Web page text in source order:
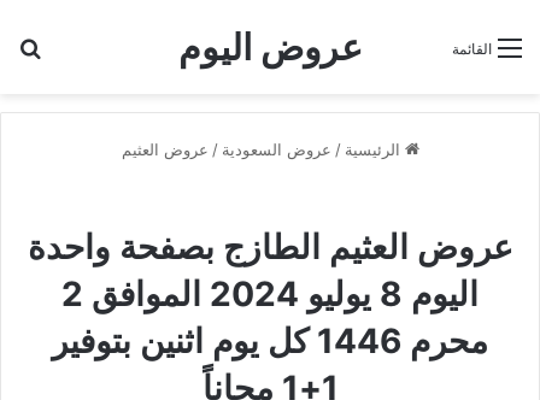
عروض اليوم القائمة
الرئيسية / عروض السعودية / عروض العثيم
عروض العثيم الطازج بصفحة واحدة
اليوم 8 يوليو 2024 الموافق 2
محرم 1446 كل يوم اثنين بتوفير
1+1 مجاناً